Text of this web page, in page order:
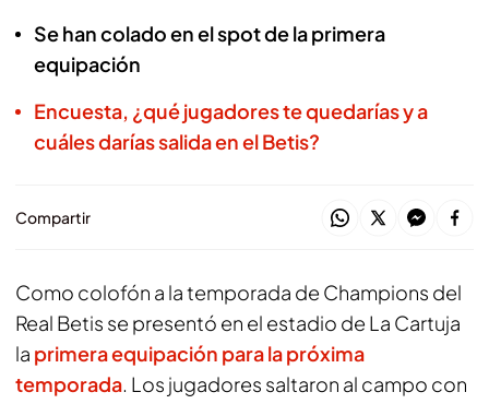
Se han colado en el spot de la primera
equipación
Encuesta, ¿qué jugadores te quedarías y a
cuáles darías salida en el Betis?
Compartir
Como colofón a la temporada de Champions del
Real Betis se presentó en el estadio de La Cartuja
la primera equipación para la próxima
temporada. Los jugadores saltaron al campo con